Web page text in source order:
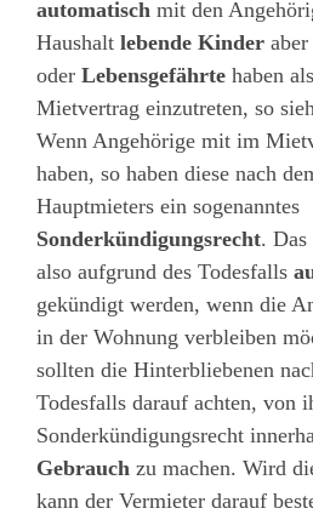
automatisch mit den
Haushalt lebende Kinder
oder Lebensgefährte haben
Mietvertrag einzutreten, so
Wenn Angehörige mit im
haben, so haben diese nach
Hauptmieters ein sogenanntes
Sonderkündigungsrecht.
also aufgrund des Todesfalls
gekündigt werden, wenn die
in der Wohnung verbleiben
sollten die Hinterbliebenen
Todesfalls darauf achten, von
Sonderkündigungsrecht
Gebrauch zu machen. Wird
kann der Vermieter darauf